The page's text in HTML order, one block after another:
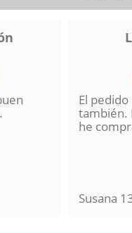
El
también.
he
Susana